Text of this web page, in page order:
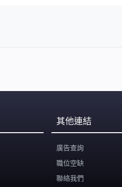
其他連結
廣告查詢
職位空缺
聯絡我們